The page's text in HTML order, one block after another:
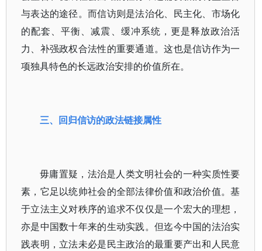
与表达的途径。而信访则是法治化、民主化、市场化
的配套、平衡、减震、缓冲系统，更是释放政治活
力、补强政权合法性的重要通道。这也是信访作为一
项独具特色的长远政治安排的价值所在。
三、回归信访的政法链接属性
毋庸置疑，法治是人类文明社会的一种实质性要
素，它足以统帅社会的全部法律价值和政治价值。基
于立法主义对秩序的追求不仅仅是一个宏大的理想，
亦是中国数十年来的生动实践。但迄今中国的法治实
践表明，立法未必是民主政治的最重要产出和人民意